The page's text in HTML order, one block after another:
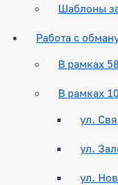
Шаблоны
Работа с
В рамках
В рамках
ул.
ул.
ул.